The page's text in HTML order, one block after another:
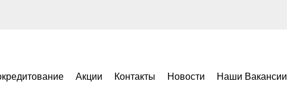
Акции Контакты Новости Наши Вакансии